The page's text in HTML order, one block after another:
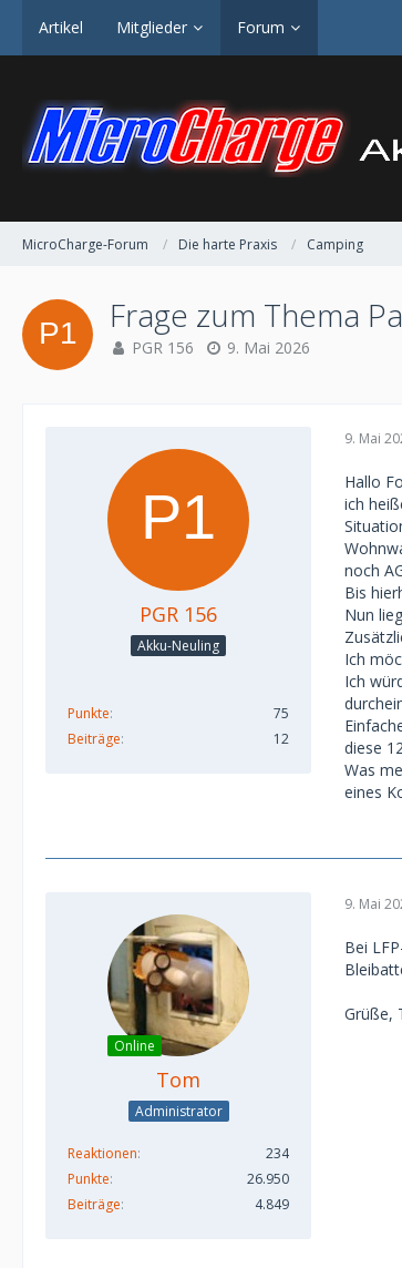
Artikel Mitglieder Forum
MicroCharge-Forum Die harte Praxis Camping
Frage zum Thema
PGR 156 9. Mai 2026
PGR 156
Akku-Neuling
Punkte
75
Beiträge
12
9. Mai
Hallo
ich
noch
Bis
Nun
Ich
Ich
diese
Was
eines
Online
Tom
Administrator
Reaktionen
234
Punkte
26.950
Beiträge
4.849
9. Mai
Bei
Grüße,